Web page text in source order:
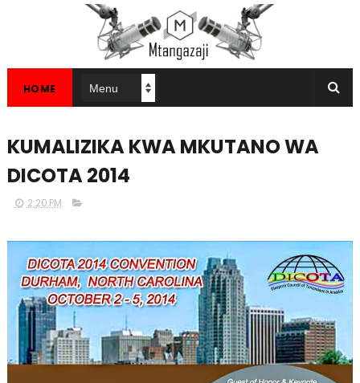
HOME
KUMALIZIKA KWA MKUTANO WA
DICOTA 2014
2:20 PM